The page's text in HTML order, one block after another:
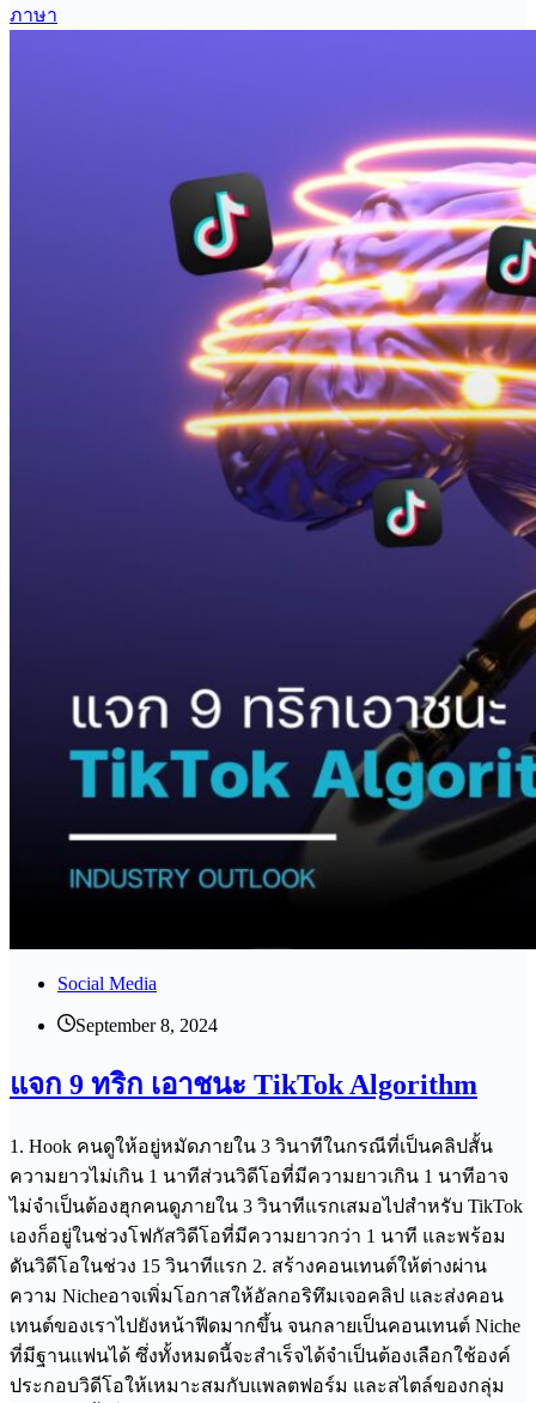
ภาษา
Social Media
September 8, 2024
แจก 9 ทริก เอาชนะ TikTok Algorithm
1. Hook คนดูให้อยู่หมัดภายใน 3 วินาทีในกรณีที่เป็นคลิปสั้น
ความยาวไม่เกิน 1 นาทีส่วนวิดีโอที่มีความยาวเกิน 1 นาทีอาจ
ไม่จำเป็นต้องฮุกคนดูภายใน 3 วินาทีแรกเสมอไปสำหรับ TikTok
เองก็อยู่ในช่วงโฟกัสวิดีโอที่มีความยาวกว่า 1 นาที และพร้อม
ดันวิดีโอในช่วง 15 วินาทีแรก 2. สร้างคอนเทนต์ให้ต่างผ่าน
ความ Nicheอาจเพิ่มโอกาสให้อัลกอริทึมเจอคลิป และส่งคอน
เทนต์ของเราไปยังหน้าฟีดมากขึ้น จนกลายเป็นคอนเทนต์ Niche
ที่มีฐานแฟนได้ ซึ่งทั้งหมดนี้จะสำเร็จได้จำเป็นต้องเลือกใช้องค์
ประกอบวิดีโอให้เหมาะสมกับแพลตฟอร์ม และสไตล์ของกลุ่ม